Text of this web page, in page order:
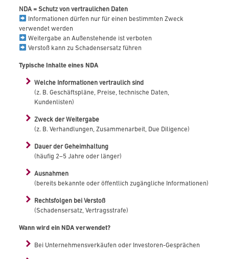
NDA = Schutz von vertraulichen Daten
Informationen dürfen nur für einen bestimmten Zweck
verwendet werden
Weitergabe an Außenstehende ist verboten
Verstoß kann zu Schadensersatz führen
Typische Inhalte eines NDA
Welche Informationen vertraulich sind
(z. B. Geschäftspläne, Preise, technische Daten,
Kundenlisten)
Zweck der Weitergabe
(z. B. Verhandlungen, Zusammenarbeit, Due Diligence)
Dauer der Geheimhaltung
(häufig 2–5 Jahre oder länger)
Ausnahmen
(bereits bekannte oder öffentlich zugängliche Informationen)
Rechtsfolgen bei Verstoß
(Schadensersatz, Vertragsstrafe)
Wann wird ein NDA verwendet?
Bei Unternehmensverkäufen oder Investoren-Gesprächen